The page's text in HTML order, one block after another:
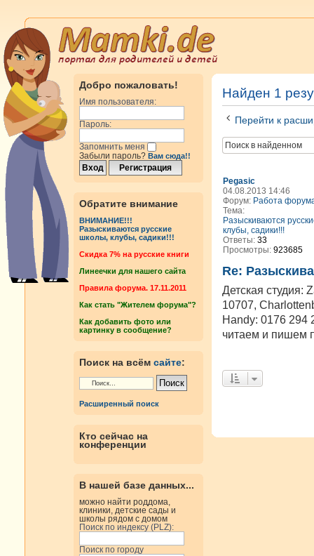
Добро пожаловать!
Имя пользователя:
Пароль:
Запомнить меня
Забыли пароль? Вам сюда!!
Обратите внимание
ВНИМАНИЕ!!!
Разыскиваются русские
школы, клубы, садики!!!
Cкидка 7% на русские книги
Линеечки для нашего сайта
Правила форума. 17.11.2011
Как стать "Жителем форума"?
Как добавить фото или
картинку в сообщение?
Поиск на всём сайте:
Расширенный поиск
Кто сейчас на
конференции
В нашей базе данных...
можно найти роддома,
клиники, детские сады и
школы рядом с домом
Поиск по индексу (PLZ):
Поиск по городу
Найден 1
Перейти к
Pegasic
04.08.2013 14:46
Форум: Работа
Тема:
Разыскиваются
клубы, садики!!!
Ответы: 33
Просмотры: 923685
Re:
Детская студия:
10707,
Handy: 0176 294
читаем и пишем